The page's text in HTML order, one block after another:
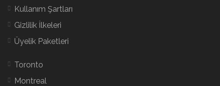
Kullanım Şartları
Gizlilik İlkeleri
Üyelik Paketleri
Toronto
Montreal